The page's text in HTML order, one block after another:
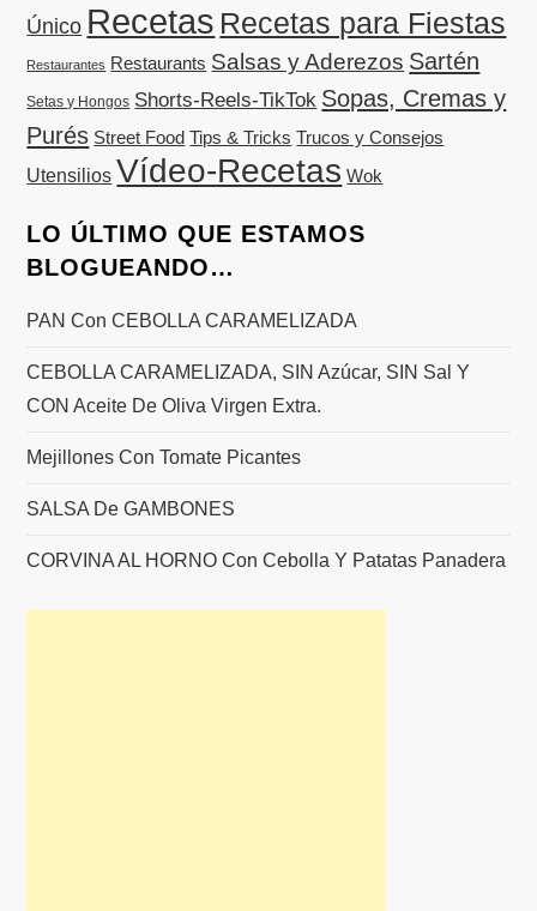
Único Recetas Recetas para Fiestas
Restaurantes Restaurants Salsas y Aderezos Sartén
Setas y Hongos Shorts-Reels-TikTok Sopas, Cremas y
Purés Street Food Tips & Tricks Trucos y Consejos
Utensilios Vídeo-Recetas Wok
LO ÚLTIMO QUE ESTAMOS
BLOGUEANDO…
PAN Con CEBOLLA CARAMELIZADA
CEBOLLA CARAMELIZADA, SIN Azúcar, SIN Sal Y
CON Aceite De Oliva Virgen Extra.
Mejillones Con Tomate Picantes
SALSA De GAMBONES
CORVINA AL HORNO Con Cebolla Y Patatas Panadera